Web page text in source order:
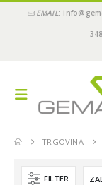
EMAIL:
TRGOVINA
FILTER